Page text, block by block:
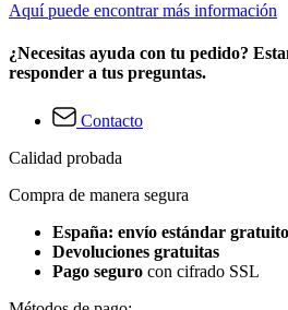
Aquí puede encontrar más información
¿Necesitas ayuda con tu pedido?
responder a tus preguntas.
Contacto
Calidad probada
Compra de manera segura
España: envío estándar gratuito
Devoluciones gratuitas
Pago seguro con cifrado SSL